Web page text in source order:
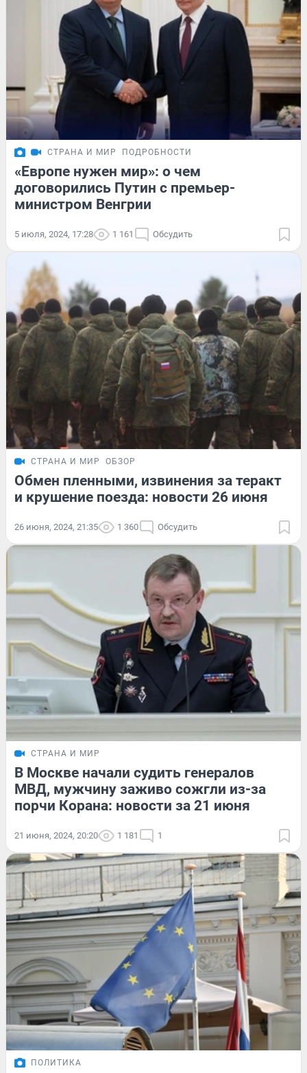
СТРАНА И МИР ПОДРОБНОСТИ
«Европе нужен мир»: о чем
договорились Путин с премьер-
министром Венгрии
5 июля, 2024, 17:28 1 161 Обсудить
СТРАНА И МИР ОБЗОР
Обмен пленными, извинения за теракт
и крушение поезда: новости 26 июня
26 июня, 2024, 21:35 1 360 Обсудить
СТРАНА И МИР
В Москве начали судить генералов
МВД, мужчину заживо сожгли из-за
порчи Корана: новости за 21 июня
21 июня, 2024, 20:20 1 181 1
ПОЛИТИКА